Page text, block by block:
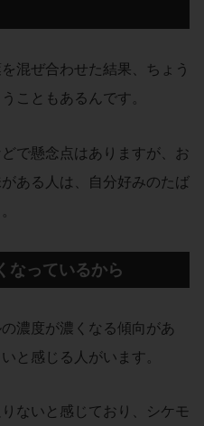
混ぜ合わせた結果、ちょう
こともあるんです。
で懸念点はありますが、お
ある人は、自分好みのたば
なっているから
濃度が濃くなる傾向があ
と感じる人がいます。
ないと感じており、シケモ